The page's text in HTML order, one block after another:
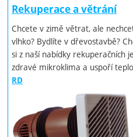
Rekuperace a větrání
Chcete v zimě větrat, ale
vlhko? Bydlíte v dřevostavbě?
si z naší nabídky rekuperačních
zdravé mikroklima a uspoří
RD